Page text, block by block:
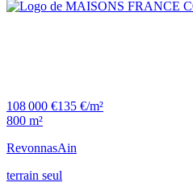
108 000 €135 €/m²
800 m²
RevonnasAin
terrain seul